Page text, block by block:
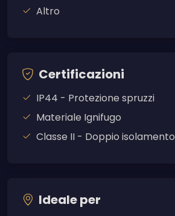
Altro
Certificazioni
IP44 - Protezione spruzzi
Materiale Ignifugo
Classe II - Doppio isolamento
Ideale per